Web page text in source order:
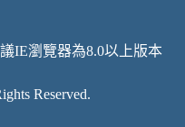
IE瀏覽器為8.0以上版本
Reserved.